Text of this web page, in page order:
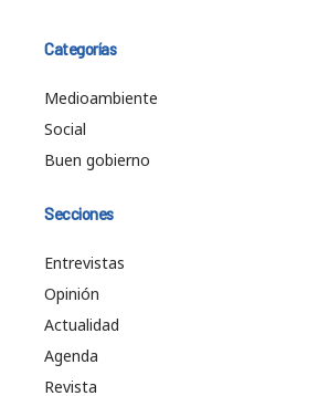
Categorías
Medioambiente
Social
Buen gobierno
Secciones
Entrevistas
Opinión
Actualidad
Agenda
Revista